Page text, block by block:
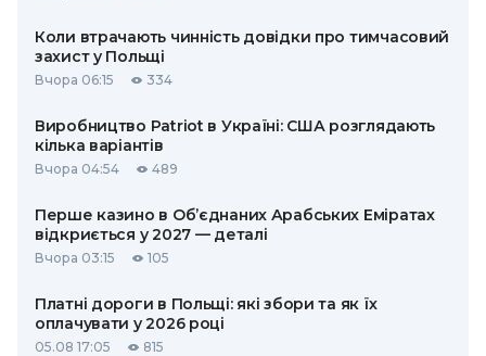
Коли втрачають чинність довідки про тимчасовий
захист у Польщі
Вчора 06:15 334
Виробництво Patriot в Україні: США розглядають
кілька варіантів
Вчора 04:54 489
Перше казино в Об’єднаних Арабських Еміратах
відкриється у 2027 — деталі
Вчора 03:15 105
Платні дороги в Польщі: які збори та як їх
оплачувати у 2026 році
05.08 17:05 815